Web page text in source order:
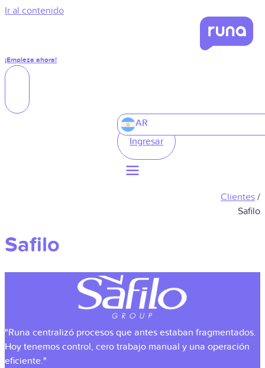
Ir al contenido
¡Empieza ahora!
AR
Ingresar
Clientes /
Safilo
Safilo
"Runa centralizó procesos que antes estaban fragmentados.
Hoy tenemos control, cero trabajo manual y una operación
eficiente."